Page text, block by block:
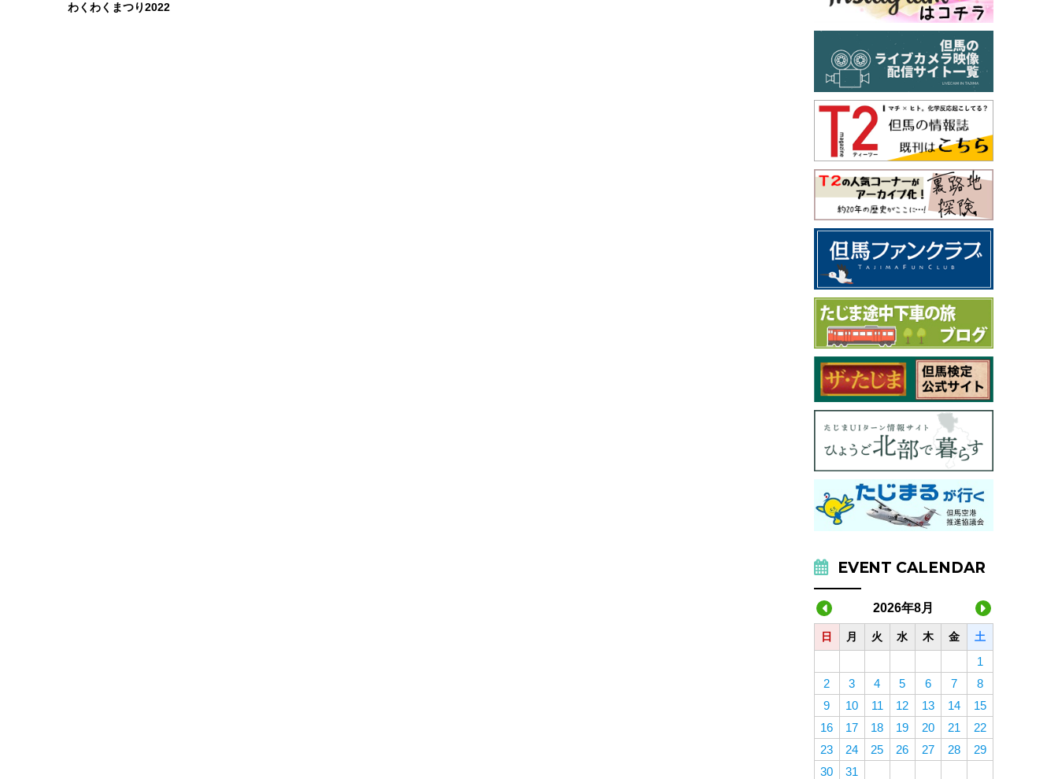
わくわくまつり2022
EVENT CALENDAR
2026年8月
日 月 火 水 木 金 土
1
2
3 4 5 6 7
8
9
10 11 12 13 14
15
16
17 18 19 20 21
22
23
24 25 26 27 28
29
30
31